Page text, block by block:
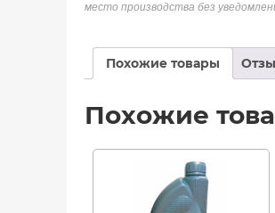
место производства без
Похожие товары
Похожие